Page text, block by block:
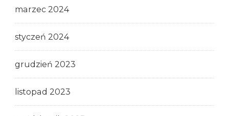
marzec 2024
styczeń 2024
grudzień 2023
listopad 2023